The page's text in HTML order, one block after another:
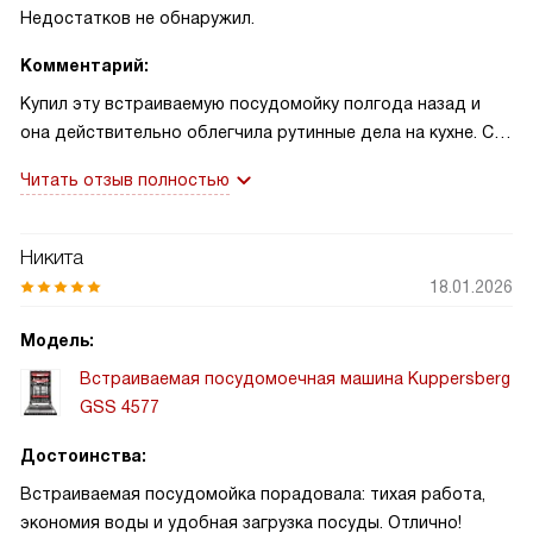
Недостатков не обнаружил.
Комментарий:
Купил эту встраиваемую посудомойку полгода назад и
она действительно облегчила рутинные дела на кухне. С
мотор практически не слышен, даже при ночном цикле не
распределять посуду в сумерках, а TFT-дисплей прост и
За это время машина неоднократно выручала. После
машину и включил интенсивную программу с
автодозированием — все гости ушли, а посуда вернулась
чистой и без разводов. В другой раз забыл долить
проблем не возникло. Одна забавная история: сын уронил
Читать отзыв полностью
Никита
18.01.2026
Модель:
Встраиваемая посудомоечная машина Kuppersberg
GSS 4577
Достоинства:
Встраиваемая посудомойка порадовала: тихая работа,
экономия воды и удобная загрузка посуды. Отлично!